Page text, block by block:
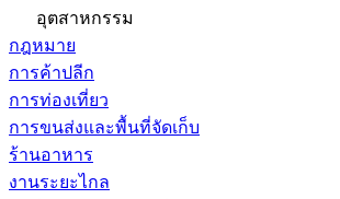
อุตสาหกรรม
กฎหมาย
การค้าปลีก
การท่องเที่ยว
การขนส่งและพื้นที่จัดเก็บ
ร้านอาหาร
งานระยะไกล